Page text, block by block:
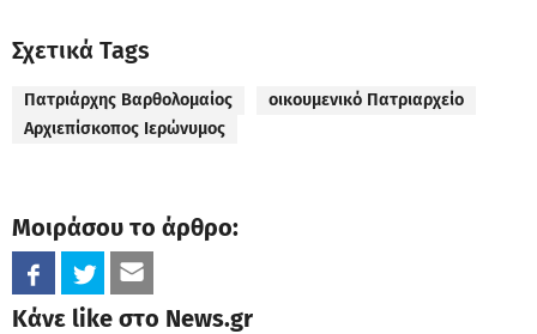
Σχετικά Tags
Πατριάρχης Βαρθολομαίος
οικουμενικό Πατριαρχείο
Αρχιεπίσκοπος Ιερώνυμος
Μοιράσου το άρθρο:
Κάνε like στο News.gr